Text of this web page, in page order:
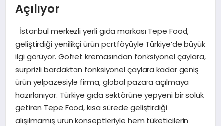
EKONOMI
SAĞLIK
DÜNYA
EĞITIM
Açılıyor
İstanbul merkezli yerli gıda markası Tepe Food,
geliştirdiği yenilikçi ürün portföyüyle Türkiye’de büyük
ilgi görüyor. Gofret kremasından fonksiyonel çaylara,
sürprizli bardaktan fonksiyonel çaylara kadar geniş
ürün yelpazesiyle firma, global pazara açılmaya
hazırlanıyor. Türkiye gıda sektörüne yepyeni bir soluk
getiren Tepe Food, kısa sürede geliştirdiği
alışılmamış ürün konseptleriyle hem tüketicilerin